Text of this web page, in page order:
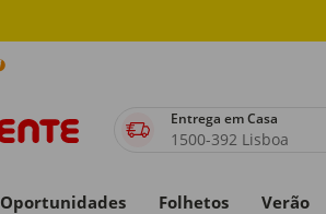
Entrega em Casa
1500-392 Lisboa
Oportunidades Folhetos Verão